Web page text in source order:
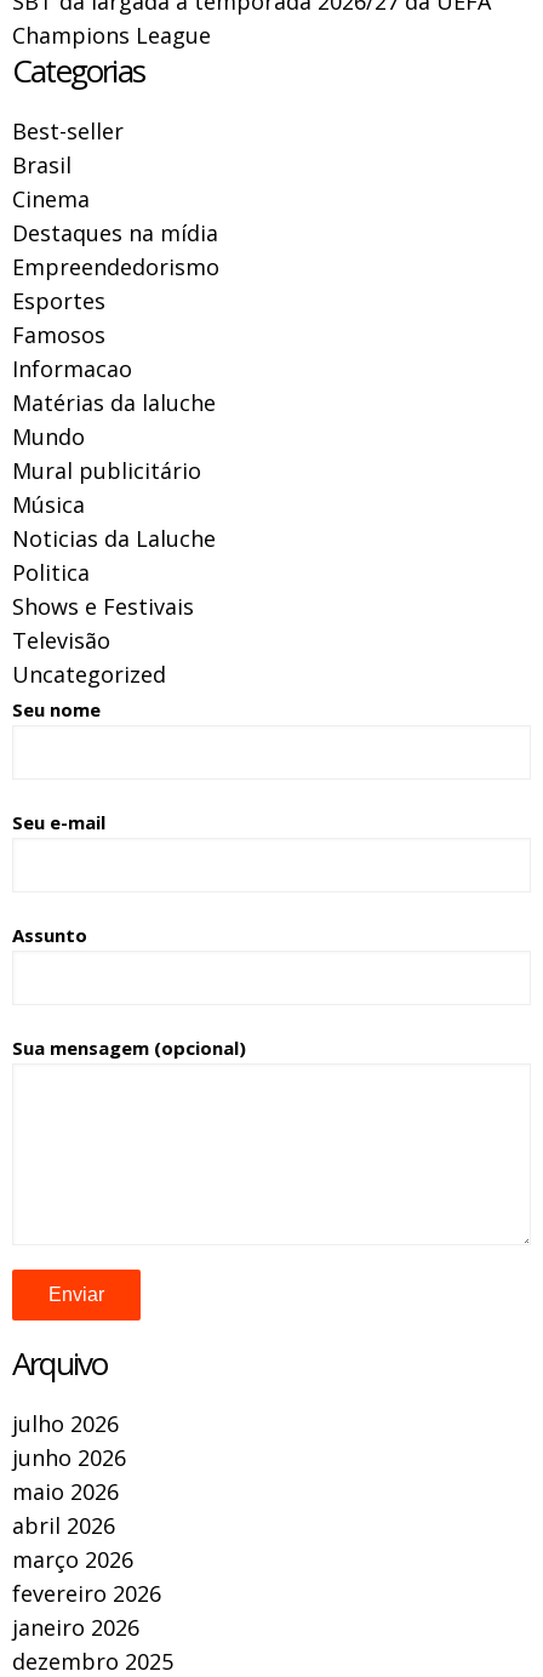
Champions League
Categorias
Best-seller
Brasil
Cinema
Destaques na mídia
Empreendedorismo
Esportes
Famosos
Informacao
Matérias da laluche
Mundo
Mural publicitário
Música
Noticias da Laluche
Politica
Shows e Festivais
Televisão
Uncategorized
Seu nome
Seu e-mail
Assunto
Sua mensagem (opcional)
Arquivo
julho 2026
junho 2026
maio 2026
abril 2026
março 2026
fevereiro 2026
janeiro 2026
dezembro 2025